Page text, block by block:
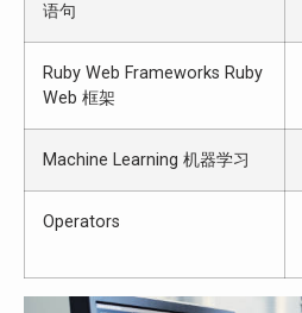
语句
Ruby Web Frameworks Ruby
Web 框架
Machine Learning 机器学习
Operators